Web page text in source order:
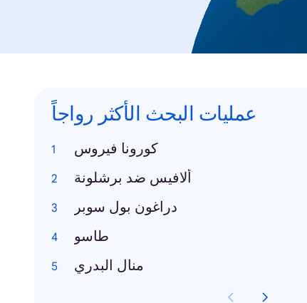
عمليات البحث الأكثر رواجاً
كورونا فيروس
ألافيس ضد برشلونة
دراغون بول سوبر
طاسو
منال البدري